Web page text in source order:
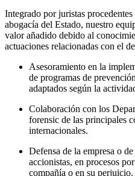
Integrado por juristas
abogacía del Estado, nuestro
valor añadido debido al
actuaciones relacionadas con el
Asesoramiento en la
de programas de
adaptados según la
Colaboración con los
forensic de las principales
internacionales.
Defensa de la empresa o
accionistas, en procesos
compañía o en su perjuicio.